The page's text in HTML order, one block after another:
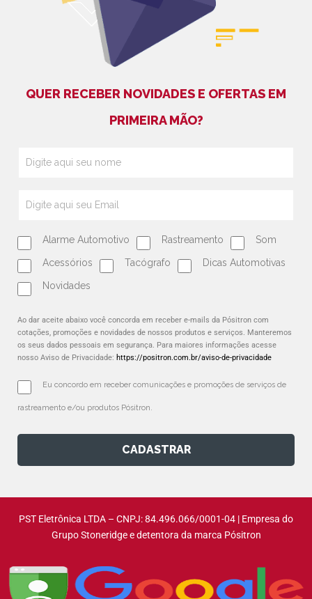
QUER RECEBER NOVIDADES E OFERTAS EM
PRIMEIRA MÃO?
Alarme Automotivo Rastreamento Som
Acessórios Tacógrafo Dicas Automotivas
Novidades
Ao dar aceite abaixo você concorda em receber e-mails da Pósitron com
cotações, promoções e novidades de nossos produtos e serviços. Manteremos
os seus dados pessoais em segurança. Para maiores informações acesse
nosso Aviso de Privacidade: https://positron.com.br/aviso-de-privacidade
Eu concordo em receber comunicações e promoções de serviços de
rastreamento e/ou produtos Pósitron.
CADASTRAR
PST Eletrônica LTDA – CNPJ: 84.496.066/0001-04 | Empresa do
Grupo Stoneridge e detentora da marca Pósitron